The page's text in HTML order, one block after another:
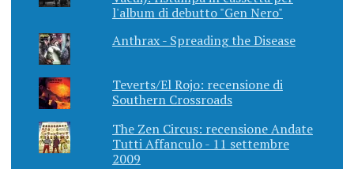
l'album di debutto "Gen Nero"
Anthrax - Spreading the Disease
Teverts/El Rojo: recensione di
Southern Crossroads
The Zen Circus: recensione Andate
Tutti Affanculo - 11 settembre
2009